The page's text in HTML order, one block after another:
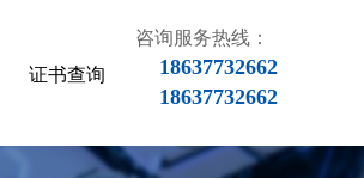
证书查询
咨询服务热线：
18637732662
18637732662